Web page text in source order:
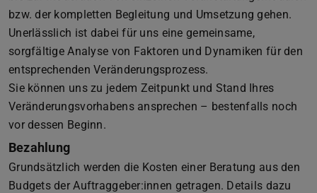
bzw. der kompletten Begleitung und Umsetzung gehen.
Unerlässlich ist dabei für uns eine gemeinsame,
sorgfältige Analyse von Faktoren und Dynamiken für den
entsprechenden Veränderungsprozess.
Sie können uns zu jedem Zeitpunkt und Stand Ihres
Veränderungsvorhabens ansprechen – bestenfalls noch
vor dessen Beginn.
Bezahlung
Grundsätzlich werden die Kosten einer Beratung aus den
Budgets der Auftraggeber:innen getragen. Details dazu